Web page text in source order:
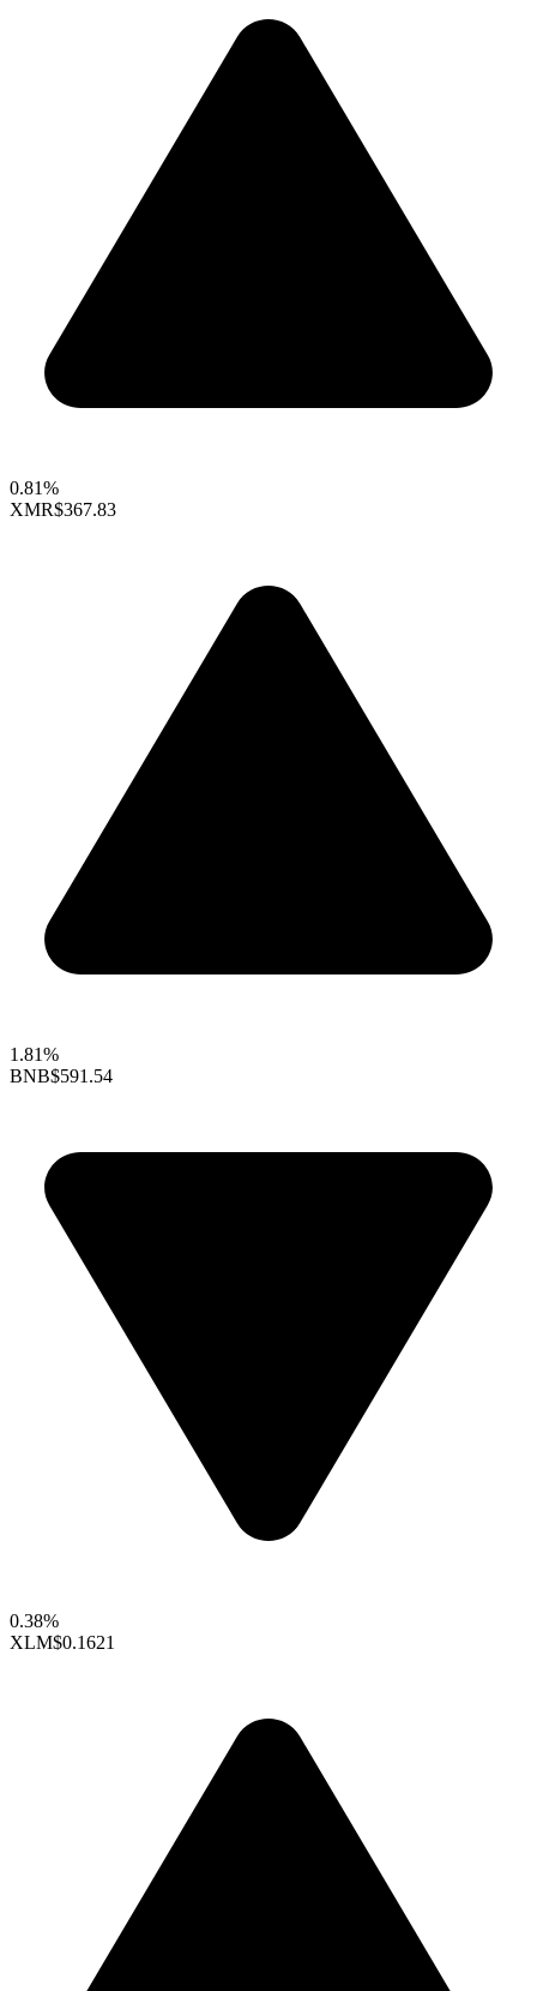
0.81%
XMR$367.83
1.81%
BNB$591.54
0.38%
XLM$0.1621